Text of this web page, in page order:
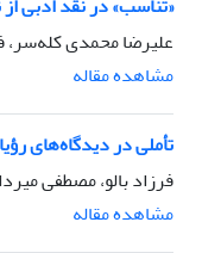
علیرضا محمدی کله‌سر،
مشاهده مقاله
تأملی در دیدگاه‌های
فرزاد بالو، مصطفی
مشاهده مقاله